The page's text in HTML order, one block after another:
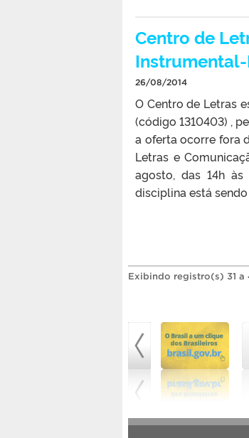
Centro de
26/08/2014
O Centro de Letras
(código 1310403) ,
a oferta ocorre fora
Letras e
agosto, das 14h
disciplina está
Exibindo registro(s) 31